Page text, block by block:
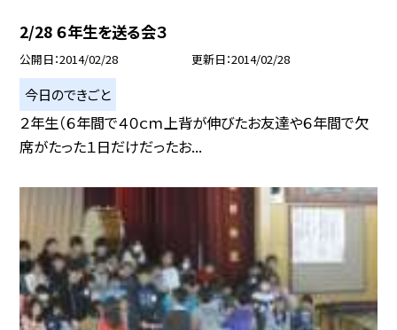
2/28 ６年生を送る会３
公開日 2014/02/28 更新日 2014/02/28
今日のできごと
２年生（６年間で４０ｃｍ上背が伸びたお友達や６年間で欠
席がたった１日だけだったお...